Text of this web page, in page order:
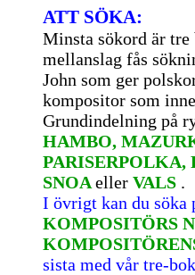
ATT SÖKA:
Minsta sökord är tre
mellanslag fås
John som ger
kompositor som
Grundindelning på
HAMBO,
PARISERPOLKA,
SNOA eller VALS .
I övrigt kan du söka
KOMPOSITÖRS
sista med vår tre-